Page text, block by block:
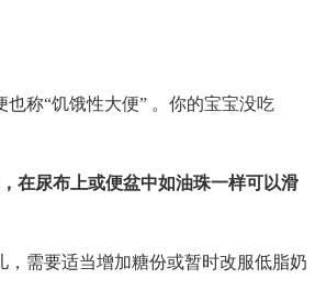
称“饥饿性大便” 。你的宝宝没吃
在尿布上或便盆中如油珠一样可以滑
需要适当增加糖份或暂时改服低脂奶